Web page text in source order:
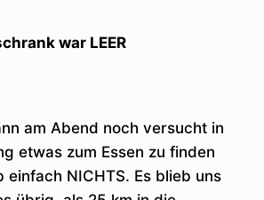
war LEER
am Abend noch versucht in
etwas zum Essen zu finden
einfach NICHTS. Es blieb uns